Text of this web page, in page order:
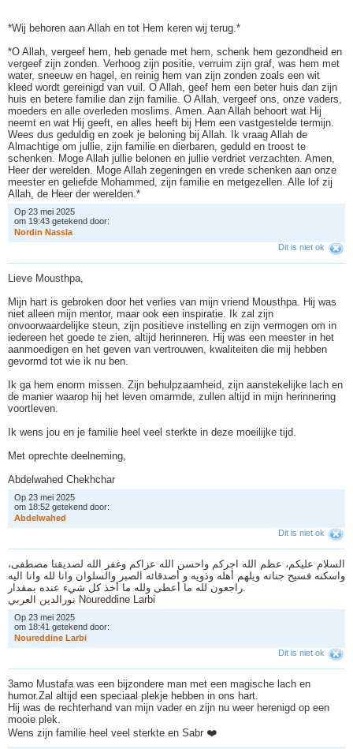
*Wij behoren aan Allah en tot Hem keren wij terug.*
*O Allah, vergeef hem, heb genade met hem, schenk hem gezondheid en
vergeef zijn zonden. Verhoog zijn positie, verruim zijn graf, was hem met
water, sneeuw en hagel, en reinig hem van zijn zonden zoals een wit
kleed wordt gereinigd van vuil. O Allah, geef hem een beter huis dan zijn
huis en betere familie dan zijn familie. O Allah, vergeef ons, onze vaders,
moeders en alle overleden moslims. Amen. Aan Allah behoort wat Hij
neemt en wat Hij geeft, en alles heeft bij Hem een vastgestelde termijn.
Wees dus geduldig en zoek je beloning bij Allah. Ik vraag Allah de
Almachtige om jullie, zijn familie en dierbaren, geduld en troost te
schenken. Moge Allah jullie belonen en jullie verdriet verzachten. Amen,
Heer der werelden. Moge Allah zegeningen en vrede schenken aan onze
meester en geliefde Mohammed, zijn familie en metgezellen. Alle lof zij
Allah, de Heer der werelden.*
Op 23 mei 2025
om 19:43 getekend door:
Nordin Nass a
Dit is niet ok
Lieve Mousthpa,
Mijn hart is gebroken door het verlies van mijn vriend Mousthpa. Hij was
niet alleen mijn mentor, maar ook een inspiratie. Ik zal zijn
onvoorwaardelijke steun, zijn positieve instelling en zijn vermogen om in
iedereen het goede te zien, altijd herinneren. Hij was een meester in het
aanmoedigen en het geven van vertrouwen, kwaliteiten die mij hebben
gevormd tot wie ik nu ben.
Ik ga hem enorm missen. Zijn behulpzaamheid, zijn aanstekelijke lach en
de manier waarop hij het leven omarmde, zullen altijd in mijn herinnering
voortleven.
Ik wens jou en je familie heel veel sterkte in deze moeilijke tijd.
Met oprechte deelneming,
Abdelwahed Chekhchar
Op 23 mei 2025
om 18:52 getekend door:
Abde wahed
Dit is niet ok
السلام عليكم، عظم الله اجركم واحسن الله عزاكم وغفر الله لصديقنا مصطفى،
واسكنه فسيح جناته ويلهم أهله وذويه و أصدقائه الصبر والسلوان وانا لله وانا اليه
راجعون لله ما أعطى ولله ما أخذ كل شيء عنده بمقدار.
نورالدين العربي Noureddine Larbi
Op 23 mei 2025
om 18:41 getekend door:
Noureddine Larbi
Dit is niet ok
3amo Mustafa was een bijzondere man met een magische lach en
humor.Zal altijd een speciaal plekje hebben in ons hart.
Hij was de rechterhand van mijn vader en zijn nu weer herenigd op een
mooie plek.
Wens zijn familie heel veel sterkte en Sabr ❤️